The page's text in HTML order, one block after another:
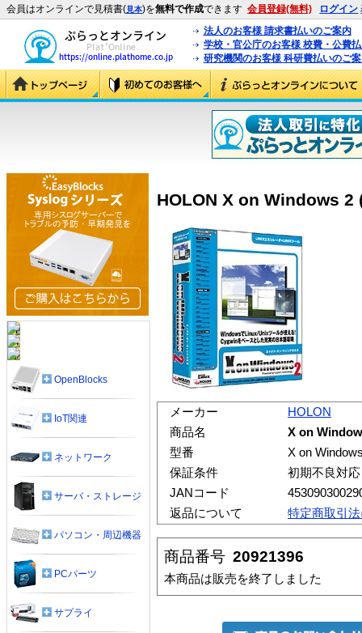
会員はオンラインで見積書(見本)を無料で作成できます 会員登録(無料) ログイン
法人のお客様 請求書払いのご案内
学校・官公庁のお客様 校費・公費
研究機関のお客様 科研費払いのご
HOLON X on Windows
メーカー
HOLON
商品名
X on
型番
X on
保証条件
初期不良対
JANコード
返品について
特定商取引
商品番号 20921396
本商品は販売を終了しました
OpenBlocks
IoT関連
ネットワーク
サーバ・ストレージ
パソコン・周辺機器
PCパーツ
サプライ